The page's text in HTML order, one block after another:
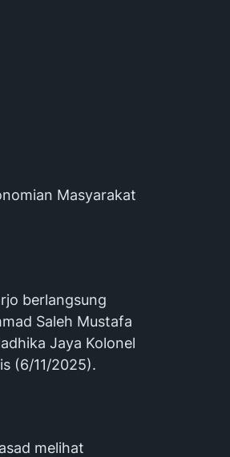
Masyarakat
berlangsung
Saleh Mustafa
Jaya Kolonel
(6/11/2025).
melihat